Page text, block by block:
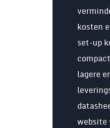
kosten
set-up
lagere
website